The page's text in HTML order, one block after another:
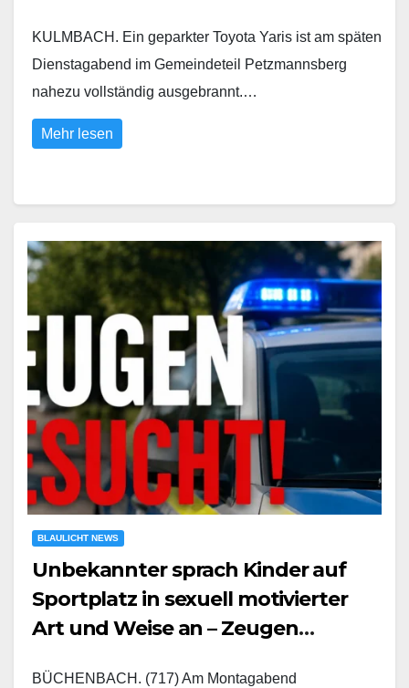
KULMBACH. Ein geparkter Toyota Yaris ist am späten
Dienstagabend im Gemeindeteil Petzmannsberg
nahezu vollständig ausgebrannt.…
Mehr lesen
BLAULICHT NEWS
Unbekannter sprach Kinder auf
Sportplatz in sexuell motivierter
Art und Weise an – Zeugen
BÜCHENBACH. (717) Am Montagabend